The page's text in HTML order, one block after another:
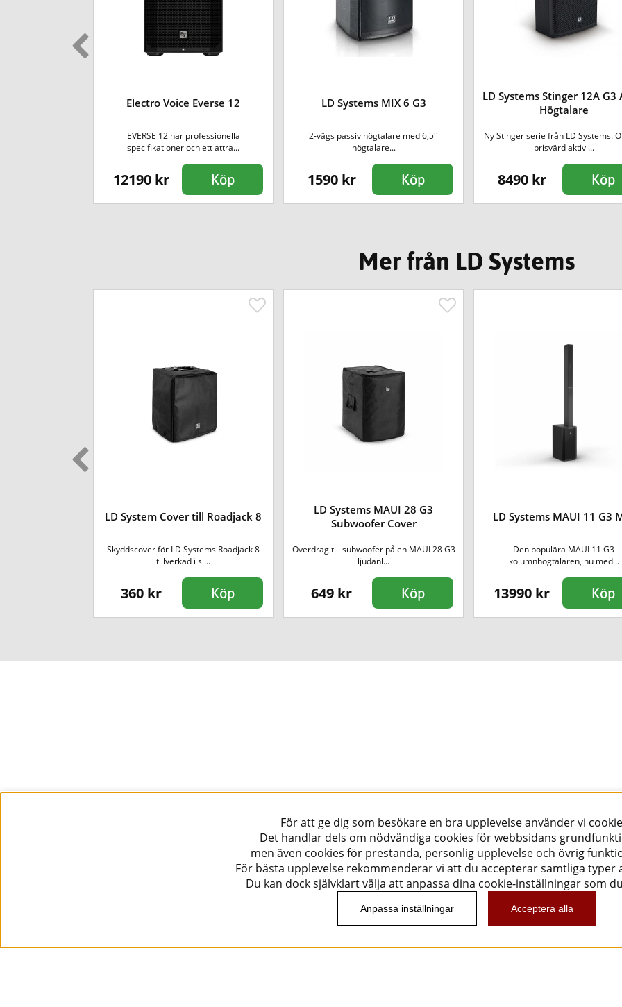
Electro Voice Everse 12
EVERSE 12 har professionella
specifikationer och ett attra...
12190 kr Köp
LD Systems MIX 6 G3
2-vägs passiv högtalare med 6,5''
högtalare...
1590 kr Köp
LD Systems Stinger 12A G3
Högtalare
Ny Stinger serie från LD Systems.
prisvärd aktiv ...
8490 kr Köp
Mer från LD Systems
LD System Cover till Roadjack 8
Skyddscover för LD Systems Roadjack 8
tillverkad i sl...
360 kr Köp
LD Systems MAUI 28 G3
Subwoofer Cover
Överdrag till subwoofer på en MAUI 28 G3
ljudanl...
649 kr Köp
LD Systems MAUI 11 G3
Den populära MAUI 11 G3
kolumnhögtalaren, nu med...
13990 kr Köp
För att ge dig som besökare en bra upplevelse använder vi
Det handlar dels om nödvändiga cookies för webbsidans
men även cookies för prestanda, personlig upplevelse och övrig
För bästa upplevelse rekommenderar vi att du accepterar samtliga typer
Du kan dock självklart välja att anpassa dina cookie-inställningar som
Anpassa inställningar Acceptera alla